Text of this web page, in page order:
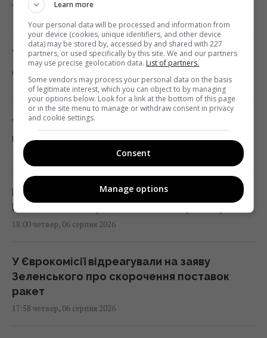
18:22 четвер, 06 серпня 2026
У Польщі анонсували плани з масової
депортації українців, - ЗМІ
18:17 четвер, 06 серпня 2026
У Україні з'явиться нове свято: що будуть
відзначати 8 серпня
18:04 четвер, 06 серпня 2026
Гороскоп на 7 серпня за картами Таро:
Водоліям - вибір, Близнюкам - прискорення
18:00 четвер, 06 серпня 2026
У Єврокомісії відреагували на заяву
Зеленського про скорочення поставок
ракет
17:58 четвер, 06 серпня 2026
Learn more
Your personal data will be processed and information from
your device (cookies, unique identifiers, and other device
data) may be stored by, accessed by and shared with 227
partners, or used specifically by this site. We and our partners
may use precise geolocation data. List of partners.
Some vendors may process your personal data on the basis
of legitimate interest, which you can object to by managing
your options below. Look for a link at the bottom of this page
or in the site menu to manage or withdraw consent in privacy
and cookie settings.
Consent
Manage options